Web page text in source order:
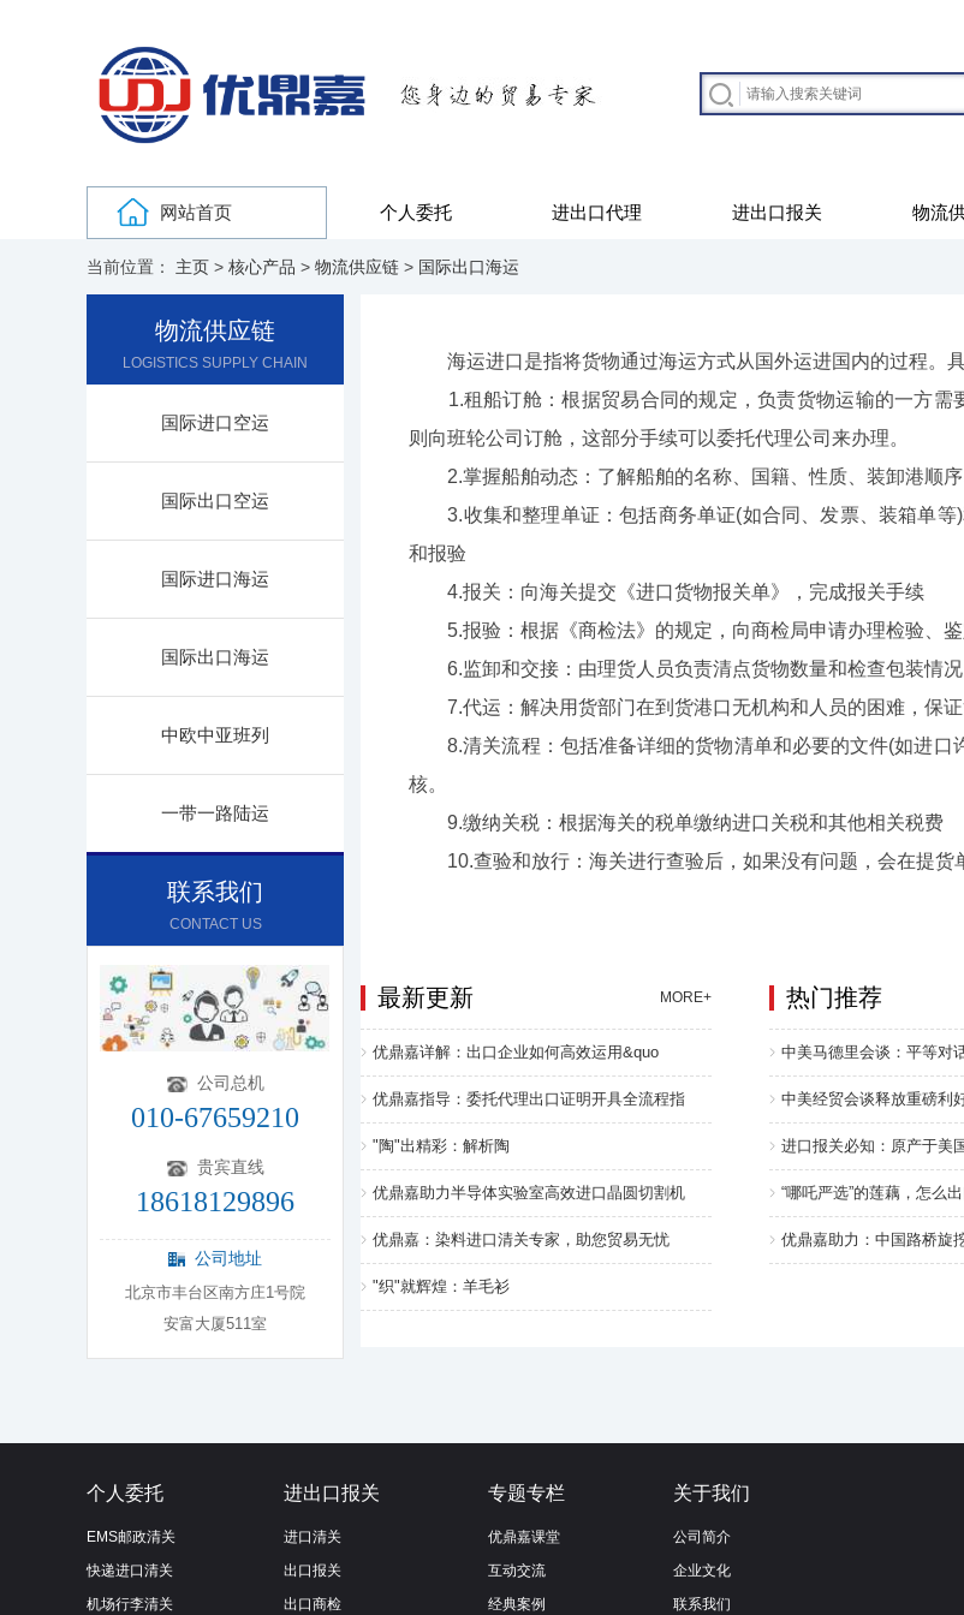
网站首页 个人委托 进出口代理 进出口报关 物流
当前位置： 主页 > 核心产品 > 物流供应链 > 国际出口海运
物流供应链
LOGISTICS SUPPLY CHAIN
国际进口空运
国际出口空运
国际进口海运
国际出口海运
中欧中亚班列
一带一路陆运
联系我们
CONTACT US
公司总机
010-67659210
贵宾直线
18618129896
公司地址
北京市丰台区南方庄1号院
安富大厦511室
海运进口是指将货物通过海运方式从国外运进国内的过程。具
1.‌租船订舱‌：根据贸易合同的规定，负责货物运输的一方需
则向班轮公司订舱，这部分手续可以委托代理公司来办理。‌
2.‌掌握船舶动态‌：了解船舶的名称、国籍、性质、装卸港顺序
3.‌收集和整理单证‌：包括商务单证(如合同、发票、装箱单等)
和报验‌
4.‌报关‌：向海关提交《进口货物报关单》，完成报关手续‌
5.‌报验‌：根据《商检法》的规定，向商检局申请办理检验、鉴
6.‌监卸和交接‌：由理货人员负责清点货物数量和检查包装情况
7.‌代运‌：解决用货部门在到货港口无机构和人员的困难，保证
8.‌清关流程‌：包括准备详细的货物清单和必要的文件(如进口
核。‌
9.‌缴纳关税‌：根据海关的税单缴纳进口关税和其他相关税费‌
10.‌查验和放行‌：海关进行查验后，如果没有问题，会在提货
最新更新 MORE+
优鼎嘉详解：出口企业如何高效运用&quo
优鼎嘉指导：委托代理出口证明开具全流程指
"陶"出精彩：解析陶
优鼎嘉助力半导体实验室高效进口晶圆切割机
优鼎嘉：染料进口清关专家，助您贸易无忧
"织"就辉煌：羊毛衫
热门推荐
中美马德里会谈：平等对
中美经贸会谈释放重磅利
进口报关必知：原产于美
“哪吒严选”的莲藕，怎么
优鼎嘉助力：中国路桥旋
个人委托
EMS邮政清关
快递进口清关
机场行李清关
进出口报关
进口清关
出口报关
出口商检
专题专栏
优鼎嘉课堂
互动交流
经典案例
关于我们
公司简介
企业文化
联系我们